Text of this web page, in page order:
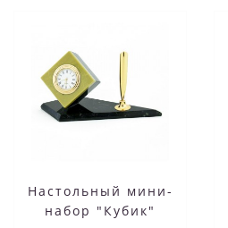
Настольный мини-
набор "Кубик"